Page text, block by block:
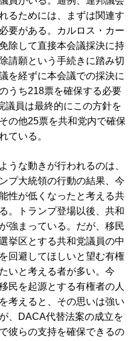
るためには、まずは関連す
要がある。カルロス・カー
除して直接本会議採決に持
請願という手続きに踏み切
を経ずに本会議での採決に
うち218票を確保する必要
議員は最終的にこの方針を
の他25票を共和党内で確保
ている。
な動きが行われるのは、
プ大統領の行動の結果、今
性が低くなったと考える共
。トランプ登場以後、共和
強まっている。だが、移民
挙区とする共和党議員の中
回避してほしいと望む有権
いと考える者が多い。今
民を起源とする有権者の人
考えると、その思いは強い
、DACA代替法案の成立を
彼らの支持を確保できるの